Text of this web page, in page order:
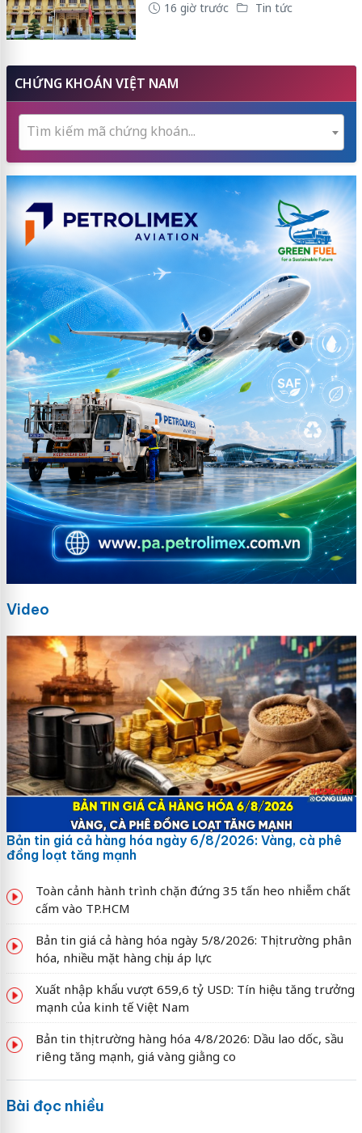
16 giờ trước Tin tức
CHỨNG KHOÁN VIỆT NAM
Tìm kiếm mã chứng khoán...
Video
Bản tin giá cả hàng hóa ngày 6/8/2026: Vàng, cà phê
đồng loạt tăng mạnh
Toàn cảnh hành trình chặn đứng 35 tấn heo nhiễm chất
cấm vào TP.HCM
Bản tin giá cả hàng hóa ngày 5/8/2026: Thị trường phân
hóa, nhiều mặt hàng chịu áp lực
Xuất nhập khẩu vượt 659,6 tỷ USD: Tín hiệu tăng trưởng
mạnh của kinh tế Việt Nam
Bản tin thị trường hàng hóa 4/8/2026: Dầu lao dốc, sầu
riêng tăng mạnh, giá vàng giằng co
Bài đọc nhiều